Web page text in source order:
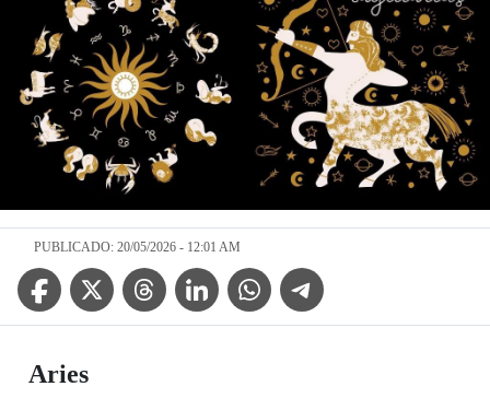
PUBLICADO: 20/05/2026 - 12:01 AM
Facebook IconTwitter IconThreads IconLinkedin IconWhatsApp IconTelegram Icon
Aries